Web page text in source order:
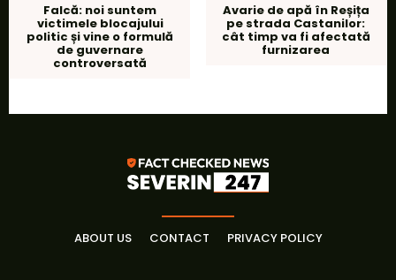
Falcă: noi suntem
victimele blocajului
politic și vine o formulă
de guvernare
controversată
Avarie de apă în Reșița
pe strada Castanilor:
cât timp va fi afectată
furnizarea
ABOUT US CONTACT PRIVACY POLICY